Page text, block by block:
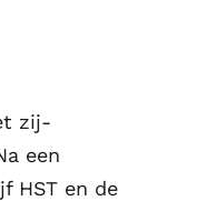
zij-
een
HST en de